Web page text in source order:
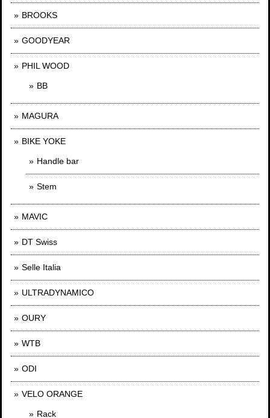
BROOKS
GOODYEAR
PHIL WOOD
BB
MAGURA
BIKE YOKE
Handle bar
Stem
MAVIC
DT Swiss
Selle Italia
ULTRADYNAMICO
OURY
WTB
ODI
VELO ORANGE
Rack